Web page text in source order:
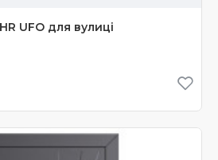
UFO для вулиці